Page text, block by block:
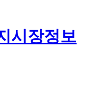
시장정보